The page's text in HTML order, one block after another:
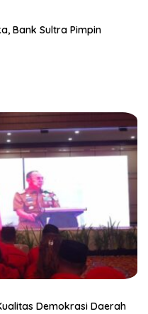
Bank Sultra Pimpin
Demokrasi Daerah